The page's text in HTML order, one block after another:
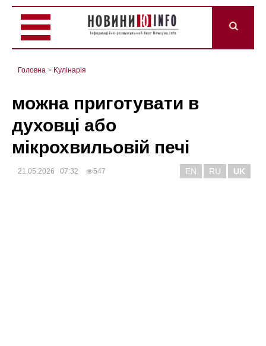
Головна > Kулінарія
можна приготувати в
духовці або
мікрохвильовій печі
21.05.2026 07:32 547 EN RU UK